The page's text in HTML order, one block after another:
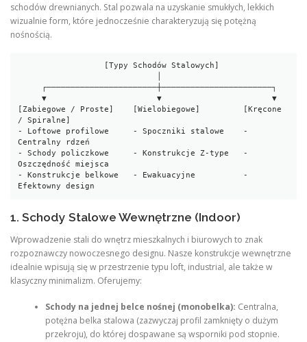
schodów drewnianych. Stal pozwala na uzyskanie smukłych, lekkich
wizualnie form, które jednocześnie charakteryzują się potężną
nośnością.
     ▼                       ▼                       ▼
[Zabiegowe / Proste]    [Wielobiegowe]         [Kręcone
/ Spiralne]
- Loftowe profilowe     - Spoczniki stalowe    -
Centralny rdzeń
- Schody policzkowe     - Konstrukcje Z-type   -
Oszczędność miejsca
- Konstrukcje belkowe   - Ewakuacyjne          -
1. Schody Stalowe Wewnętrzne (Indoor)
Wprowadzenie stali do wnętrz mieszkalnych i biurowych to znak
rozpoznawczy nowoczesnego designu. Nasze konstrukcje wewnętrzne
idealnie wpisują się w przestrzenie typu loft, industrial, ale także w
klasyczny minimalizm. Oferujemy:
Schody na jednej belce nośnej (monobelka): Centralna,
potężna belka stalowa (zazwyczaj profil zamknięty o dużym
przekroju), do której dospawane są wsporniki pod stopnie.